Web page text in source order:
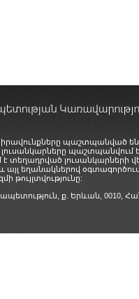
իրավունքները պաշտպանված
լուսանկարները
է տեղադրված
այլ եղանակներով
ք. Երևան, 0010,